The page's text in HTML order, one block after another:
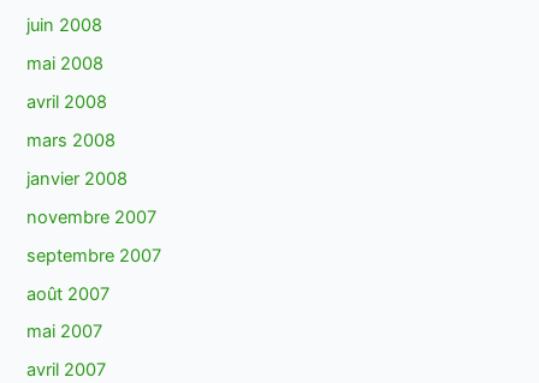
juin 2008
mai 2008
avril 2008
mars 2008
janvier 2008
novembre 2007
septembre 2007
août 2007
mai 2007
avril 2007